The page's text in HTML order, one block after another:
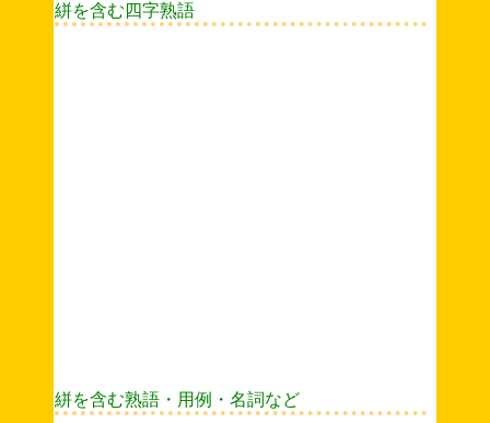
絣を含む四字熟語
絣を含む熟語・用例・名詞など